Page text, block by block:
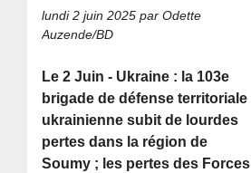
lundi 2 juin 2025 par Odette
Auzende/BD
Le 2 Juin - Ukraine : la 103e
brigade de défense territoriale
ukrainienne subit de lourdes
pertes dans la région de
Soumy ; les pertes des Forces